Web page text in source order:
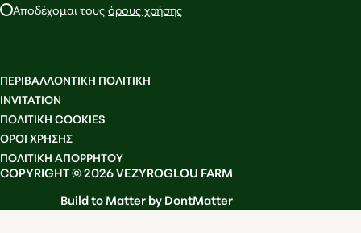
Αποδέχομαι τους όρους χρήσης
ΠΕΡΙΒΑΛΛΟΝΤΙΚΗ ΠΟΛΙΤΙΚΗ
INVITATION
ΠΟΛΙΤΙΚΗ COOKIES
OΡΟΙ ΧΡΗΣΗΣ
ΠΟΛΙΤΙΚΗ ΑΠΟΡΡΗΤΟΥ
COPYRIGHT © 2026 VEZYROGLOU FARM
Build to Matter by DontMatter